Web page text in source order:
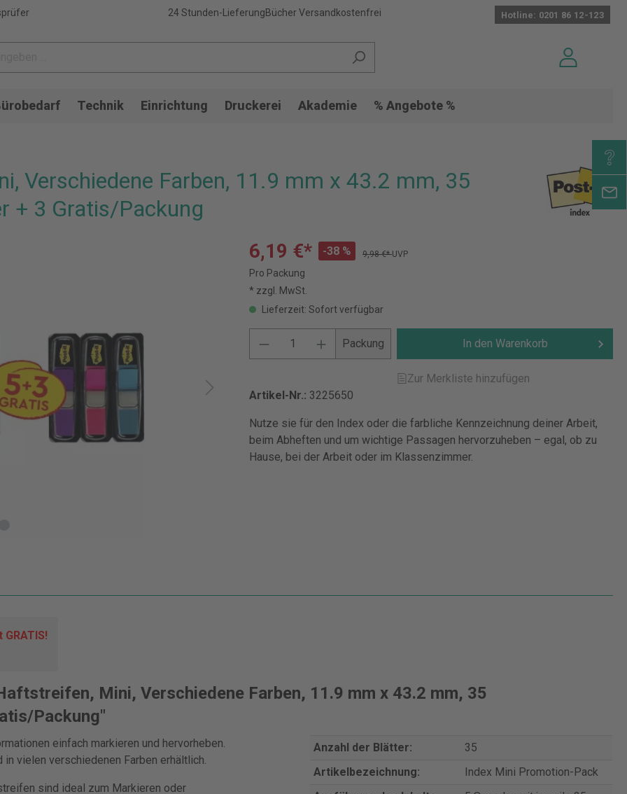
24 Stunden-LieferungBücher Versandkostenfrei Hotline: 0201 86 12-123
Technik Einrichtung Druckerei Akademie % Angebote %
Verschiedene Farben, 11.9 mm x 43.2 mm, 35
+ 3 Gratis/Packung
6,19 €* -38 % 9,98 €*UVP
Pro Packung
* zzgl. MwSt.
Lieferzeit: Sofort verfügbar
Packung In den Warenkorb
Zur Merkliste hinzufügen
Artikel-Nr.: 3225650
Nutze sie für den Index oder die farbliche Kennzeichnung deiner Arbeit,
beim Abheften und um wichtige Passagen hervorzuheben – egal, ob zu
Hause, bei der Arbeit oder im Klassenzimmer.
!
Mini, Verschiedene Farben, 11.9 mm x 43.2 mm, 35
Packung"
einfach markieren und hervorheben.
vielen verschiedenen Farben erhältlich.
sind ideal zum Markieren oder
Anzahl der Blätter:
35
Artikelbezeichnung:
Index Mini Promotion-Pack